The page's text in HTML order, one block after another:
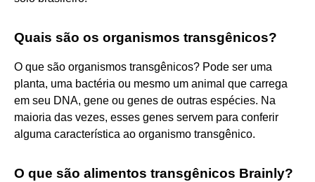
Quais são os organismos transgênicos?
O que são organismos transgênicos? Pode ser uma
planta, uma bactéria ou mesmo um animal que carrega
em seu DNA, gene ou genes de outras espécies. Na
maioria das vezes, esses genes servem para conferir
alguma característica ao organismo transgênico.
O que são alimentos transgênicos Brainly?